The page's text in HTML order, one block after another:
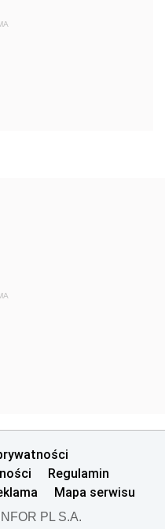
Regulamin
Mapa serwisu
PL S.A.